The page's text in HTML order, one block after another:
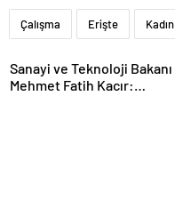
Çalışma Erişte Kadın
Sanayi ve Teknoloji Bakanı
Mehmet Fatih Kacır: